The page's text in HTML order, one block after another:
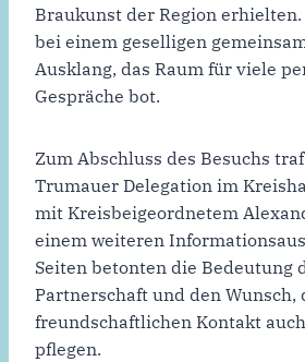
Braukunst der Region
bei einem geselligen
Ausklang, das Raum für viele
Gespräche bot.
Zum Abschluss des Besuchs
Trumauer Delegation im
mit Kreisbeigeordnetem
einem weiteren
Seiten betonten die Bedeutung
Partnerschaft und den Wunsch,
freundschaftlichen Kontakt
pflegen.